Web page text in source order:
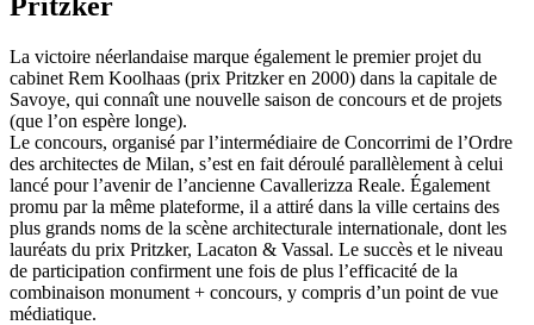
La victoire néerlandaise marque également le premier projet du
cabinet Rem Koolhaas (prix Pritzker en 2000) dans la capitale de
Savoye, qui connaît une nouvelle saison de concours et de projets
(que l’on espère longe).
Le concours, organisé par l’intermédiaire de Concorrimi de l’Ordre
des architectes de Milan, s’est en fait déroulé parallèlement à celui
lancé pour l’avenir de l’ancienne Cavallerizza Reale. Également
promu par la même plateforme, il a attiré dans la ville certains des
plus grands noms de la scène architecturale internationale, dont les
lauréats du prix Pritzker, Lacaton & Vassal. Le succès et le niveau
de participation confirment une fois de plus l’efficacité de la
combinaison monument + concours, y compris d’un point de vue
médiatique.